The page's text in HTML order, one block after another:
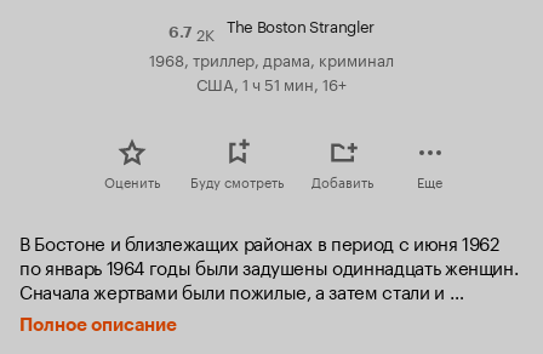
6.7Рейтинг
Кинопоиска
6.7
2K The Boston Strangler
1968, триллер, драма, криминал
США, 1 ч 51 мин, 16+
Оценить Буду смотреть Добавить Еще
В Бостоне и близлежащих районах в период с июня 1962
по январь 1964 годы были задушены одиннадцать женщин.
Сначала жертвами были пожилые, а затем стали и
молодые девушки. Полиция во главе с Джоном Боттомли
находится в тупике - допрошены и проверены уже все
Полное описание